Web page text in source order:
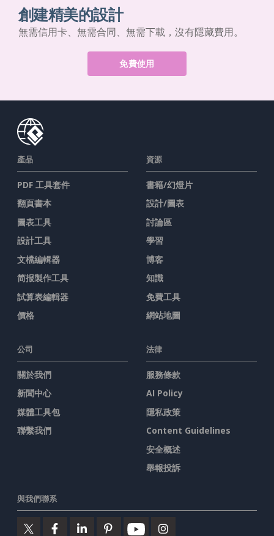
創建精美的設計
無需信用卡、無需合同、無需下載，沒有隱藏費用。
免費使用
產品
PDF 工具套件
翻頁書本
圖表工具
設計工具
文檔編輯器
简报製作工具
試算表編輯器
價格
資源
書籍/幻燈片
設計/圖表
討論區
學習
博客
知識
免費工具
網站地圖
公司
關於我們
新聞中心
媒體工具包
聯繫我們
法律
服務條款
AI Policy
隱私政策
Content Guidelines
安全概述
舉報投訴
與我們聯系